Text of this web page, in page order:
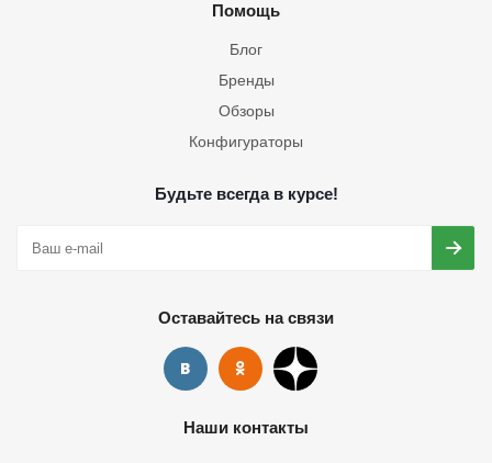
Помощь
Блог
Бренды
Обзоры
Конфигураторы
Будьте всегда в курсе!
Оставайтесь на связи
Наши контакты